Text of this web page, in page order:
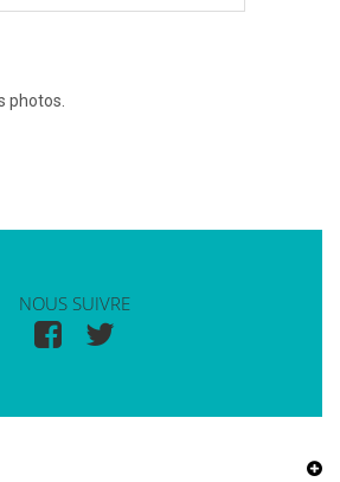
photos.
NOUS SUIVRE